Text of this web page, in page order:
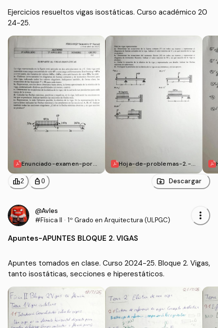
Ejercicios resueltos vigas isostáticas. Curso académico 20
24-25.
Enunciado-examen-por-
partes-Vigas-Isostaticas.
pdf
Hoja-de-problemas-2.-V
igas-Isostaticas.pdf
leaderboard2 personal_bag 0 Descargar
@Avles
#Física II · 1º Grado en Arquitectura (ULPGC) more_vert
Apuntes-APUNTES BLOQUE 2. VIGAS
Apuntes tomados en clase. Curso 2024-25. Bloque 2. Vigas,